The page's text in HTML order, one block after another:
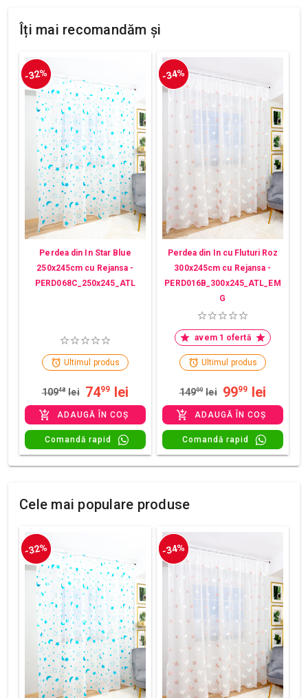
Îți mai recomandăm și
-32%
Perdea din In Star Blue
250x245cm cu Rejansa -
PERD068C_250x245_ATL
Ultimul produs
10948 lei 7499 lei
ADAUGĂ ÎN COȘ
Comandă rapid
-34%
Perdea din In cu Fluturi Roz
300x245cm cu Rejansa -
PERD016B_300x245_ATL_EM
G
avem 1 ofertă
Ultimul produs
14999 lei 9999 lei
ADAUGĂ ÎN COȘ
Comandă rapid
Cele mai populare produse
-32% -34%